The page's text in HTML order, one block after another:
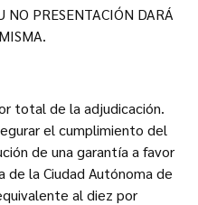
NO PRESENTACIÓN DARÁ
total de la adjudicación.
el cumplimiento del
de una garantía a favor
de la Ciudad Autónoma de
al diez por